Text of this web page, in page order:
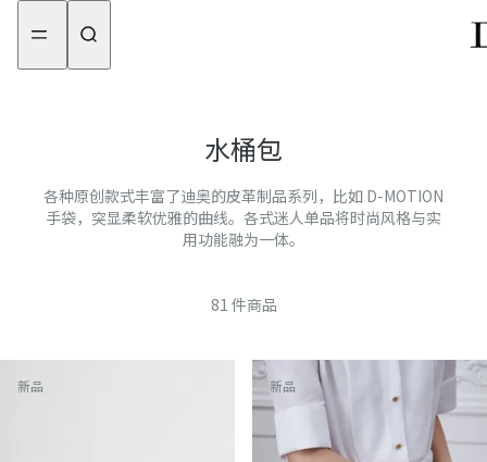
aria_goToMenu
aria_goToContent
水桶包
各种原创款式丰富了迪奥的皮革制品系列，比如 D-MOTION
手袋，突显柔软优雅的曲线。各式迷人单品将时尚风格与实
用功能融为一体。
81 件商品
新品 新品